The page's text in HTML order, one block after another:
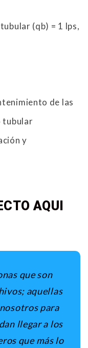
(qb) = 1 lps,
de las
tubular
y
AQUI
que son
aquellas
para
llegar a los
que más lo